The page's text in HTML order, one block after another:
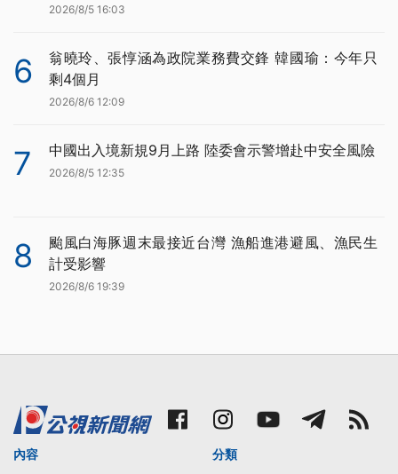
2026/8/5 16:03
6
翁曉玲、張惇涵為政院業務費交鋒 韓國瑜：今年只
剩4個月
2026/8/6 12:09
7 中國出入境新規9月上路 陸委會示警增赴中安全風險
2026/8/5 12:35
8
颱風白海豚週末最接近台灣 漁船進港避風、漁民生
計受影響
2026/8/6 19:39
內容
分類